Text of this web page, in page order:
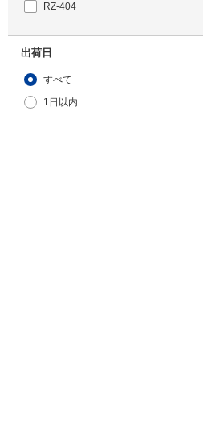
RZ-404
出荷日
すべて
1日以内